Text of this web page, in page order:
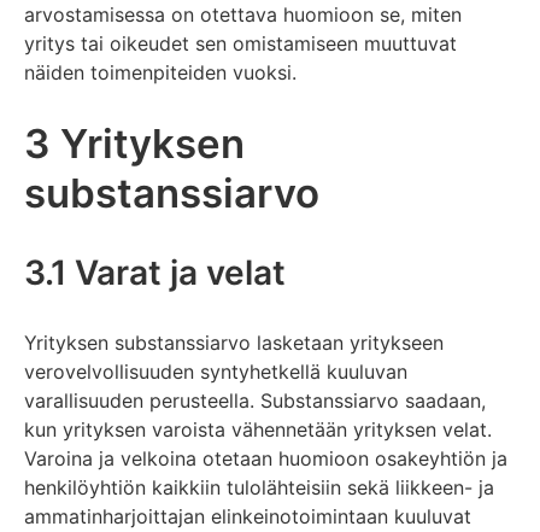
arvostamisessa on otettava huomioon se, miten
yritys tai oikeudet sen omistamiseen muuttuvat
näiden toimenpiteiden vuoksi.
3 Yrityksen
substanssiarvo
3.1 Varat ja velat
Yrityksen substanssiarvo lasketaan yritykseen
verovelvollisuuden syntyhetkellä kuuluvan
varallisuuden perusteella. Substanssiarvo saadaan,
kun yrityksen varoista vähennetään yrityksen velat.
Varoina ja velkoina otetaan huomioon osakeyhtiön ja
henkilöyhtiön kaikkiin tulolähteisiin sekä liikkeen- ja
ammatinharjoittajan elinkeinotoimintaan kuuluvat